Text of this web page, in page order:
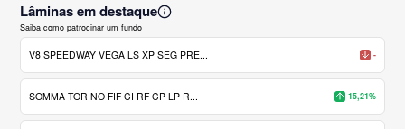
Lâminas em destaque
Saiba como patrocinar um fundo
V8 SPEEDWAY VEGA LS XP SEG PRE... -
SOMMA TORINO FIF CI RF CP LP R... 15,21%